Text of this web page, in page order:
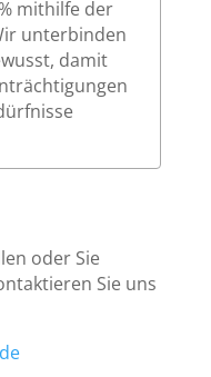
mithilfe der
unterbinden
damit
oder Sie
Sie uns